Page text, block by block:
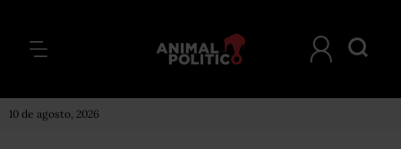
10 de agosto, 2026